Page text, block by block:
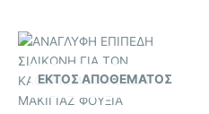
ΕΚΤΌΣ ΑΠΟΘΈΜΑΤΟΣ